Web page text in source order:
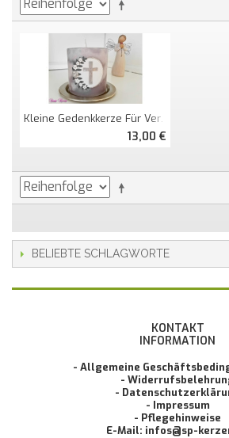
Kleine Gedenkkerze Für Verstorbene Rustik
13,00 €
BELIEBTE SCHLAGWORTE
KONTAKT
INFORMATION
- Allgemeine
-
-
- Impressum
- Pflegehinweise
E-Mail: infos@sp-